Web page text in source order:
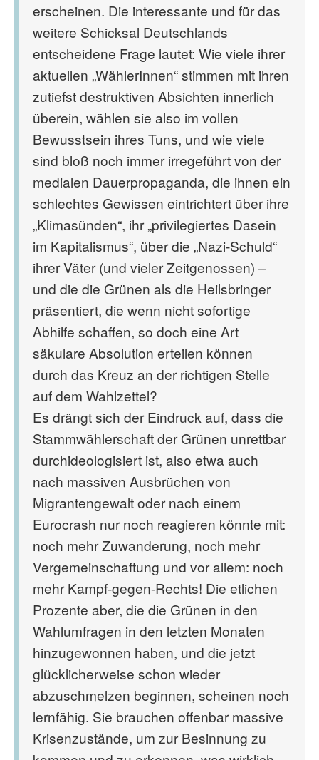
erscheinen. Die interessante und für das
weitere Schicksal Deutschlands
entscheidene Frage lautet: Wie viele ihrer
aktuellen „WählerInnen“ stimmen mit ihren
zutiefst destruktiven Absichten innerlich
überein, wählen sie also im vollen
Bewusstsein ihres Tuns, und wie viele
sind bloß noch immer irregeführt von der
medialen Dauerpropaganda, die ihnen ein
schlechtes Gewissen eintrichtert über ihre
„Klimasünden“, ihr „privilegiertes Dasein
im Kapitalismus“, über die „Nazi-Schuld“
ihrer Väter (und vieler Zeitgenossen) –
und die die Grünen als die Heilsbringer
präsentiert, die wenn nicht sofortige
Abhilfe schaffen, so doch eine Art
säkulare Absolution erteilen können
durch das Kreuz an der richtigen Stelle
auf dem Wahlzettel?
Es drängt sich der Eindruck auf, dass die
Stammwählerschaft der Grünen unrettbar
durchideologisiert ist, also etwa auch
nach massiven Ausbrüchen von
Migrantengewalt oder nach einem
Eurocrash nur noch reagieren könnte mit:
noch mehr Zuwanderung, noch mehr
Vergemeinschaftung und vor allem: noch
mehr Kampf-gegen-Rechts! Die etlichen
Prozente aber, die die Grünen in den
Wahlumfragen in den letzten Monaten
hinzugewonnen haben, und die jetzt
glücklicherweise schon wieder
abzuschmelzen beginnen, scheinen noch
lernfähig. Sie brauchen offenbar massive
Krisenzustände, um zur Besinnung zu